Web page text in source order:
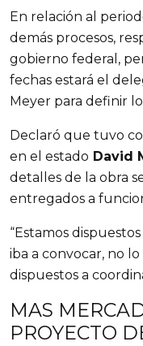
En relación al
demás procesos,
gobierno federal,
fechas estará el
Meyer para definir
Declaró que tuvo
en el estado David
detalles de la obra
entregados a
“Estamos
iba a convocar, no
dispuestos a
MAS
PROYECTO